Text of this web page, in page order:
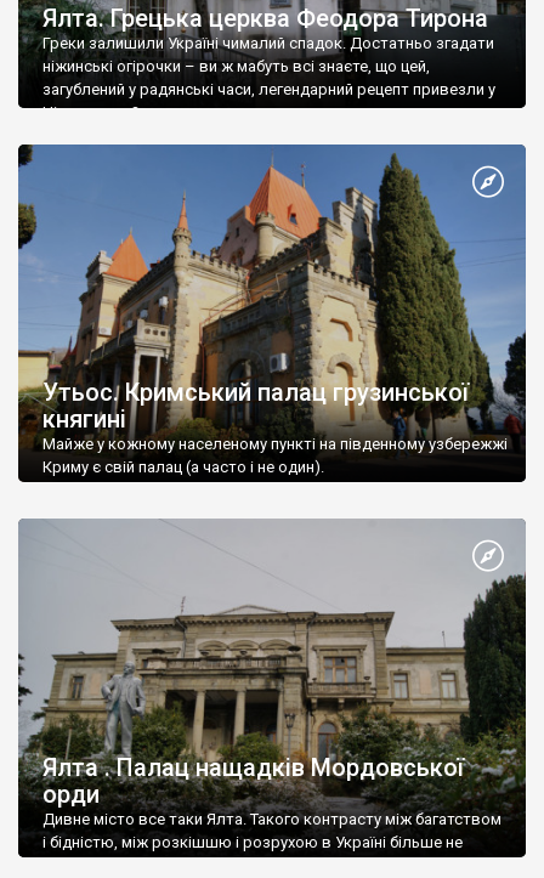
Ялта. Грецька церква Феодора Тирона
Греки залишили Україні чималий спадок. Достатньо згадати
ніжинські огірочки – ви ж мабуть всі знаєте, що цей,
загублений у радянські часи, легендарний рецепт привезли у
Ніжин греки?
Утьос. Кримський палац грузинської
княгині
Майже у кожному населеному пункті на південному узбережжі
Криму є свій палац (а часто і не один).
Ялта . Палац нащадків Мордовської
орди
Дивне місто все таки Ялта. Такого контрасту між багатством
і бідністю, між розкішшю і розрухою в Україні більше не